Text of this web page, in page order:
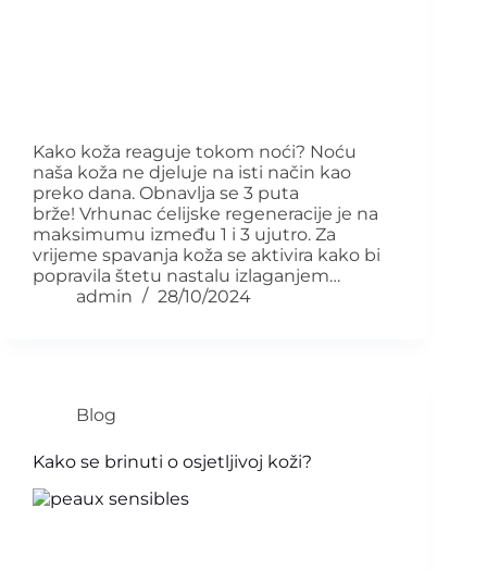
Kako koža reaguje tokom noći? Noću
naša koža ne djeluje na isti način kao
preko dana. Obnavlja se 3 puta
brže! Vrhunac ćelijske regeneracije je na
maksimumu između 1 i 3 ujutro. Za
vrijeme spavanja koža se aktivira kako bi
popravila štetu nastalu izlaganjem…
admin
28/10/2024
Blog
Kako se brinuti o osjetljivoj koži?